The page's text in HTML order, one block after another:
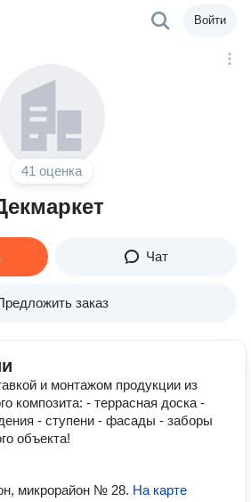
Войти
41 оценка
Чат
заказ
и монтажом продукции из
композита: - террасная доска -
- ступени - фасады - заборы
объекта!
микрорайон № 28. На карте